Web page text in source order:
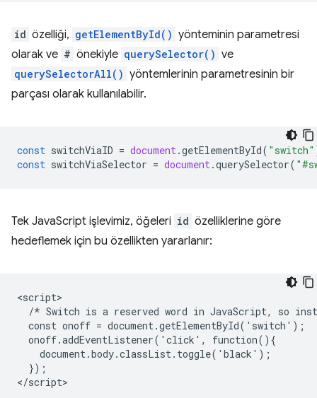
id özelliği, getElementById() yönteminin parametresi
olarak ve # önekiyle querySelector() ve
querySelectorAll() yöntemlerinin parametresinin bir
parçası olarak kullanılabilir.
const switchViaID = document.getElementById( "switch"
const switchViaSelector = document.querySelector(
Tek JavaScript işlevimiz, öğeleri id özelliklerine göre
hedeflemek için bu özellikten yararlanır:
<script>
/* Switch is a reserved word in JavaScript, so
  const onoff = document.getElementById('switch');
  onoff.addEventListener('click', function(){
    document.body.classList.toggle('black');
  });